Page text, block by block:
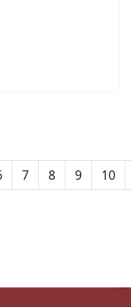
7 8 9 10